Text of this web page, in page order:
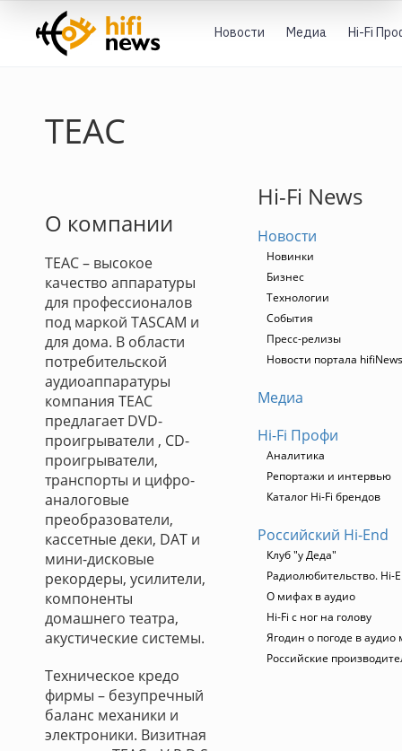
Новости Медиа Hi-Fi
TEAC
О компании
TEAC – высокое
качество аппаратуры
для профессионалов
под маркой TASCAM и
для дома. В области
потребительской
аудиоаппаратуры
компания TEAC
предлагает DVD-
проигрыватели , СD-
проигрыватели,
транспорты и цифро-
аналоговые
преобразователи,
кассетные деки, DAT и
мини-дисковые
рекордеры, усилители,
компоненты
домашнего театра,
акустические системы.
Техническое кредо
фирмы – безупречный
баланс механики и
электроники. Визитная
Hi-Fi News
Новости
Новинки
Бизнес
Технологии
События
Пресс-релизы
Новости портала hifiNews
Медиа
Hi-Fi Профи
Аналитика
Репортажи и интервью
Каталог Hi-Fi брендов
Российский Hi-End
Клуб "у Деда"
Радиолюбительство. Hi-
О мифах в аудио
Hi-Fi с ног на голову
Ягодин о погоде в аудио
Российские